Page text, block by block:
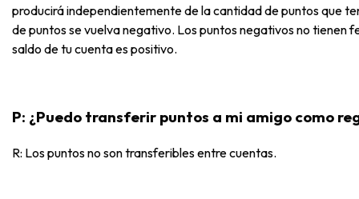
producirá independientemente de la cantidad de puntos que
de puntos se vuelva negativo. Los puntos negativos no tienen
saldo de tu cuenta es positivo.
P: ¿Puedo transferir puntos a mi amigo como
R: Los puntos no son transferibles entre cuentas.